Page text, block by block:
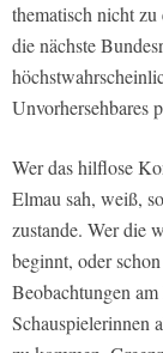
thematisch nicht
die nächste
Unvorhersehbares
Wer das hilflose
Elmau sah, weiß,
zustande. Wer die
beginnt, oder
Beobachtungen
Schauspielerinnen